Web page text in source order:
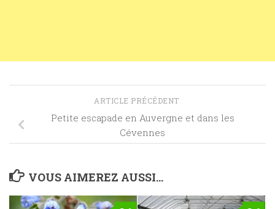
ARTICLE PRÉCÉDENT
Petite escapade en Auvergne et dans les
Cévennes
VOUS AIMEREZ AUSSI...